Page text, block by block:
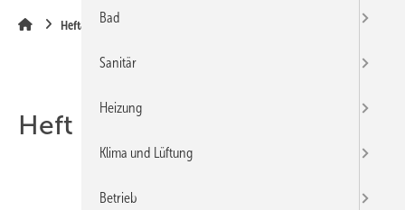
Heftarchiv
Heft 11-2022
Bad
Sanitär
Heizung
Klima und Lüftung
Betrieb